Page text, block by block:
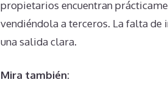
propietarios encuentran
vendiéndola a terceros. La falta de
una salida clara.
Mira también: